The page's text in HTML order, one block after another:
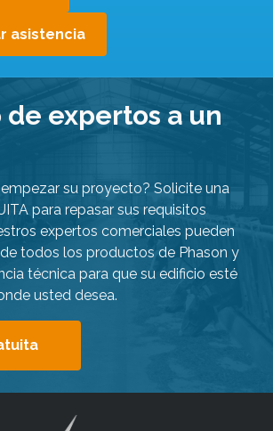
asistencia
expertos a un
su proyecto? Solicite una
para repasar sus requisitos
expertos comerciales pueden
todos los productos de Phason y
técnica para que su edificio esté
usted desea.